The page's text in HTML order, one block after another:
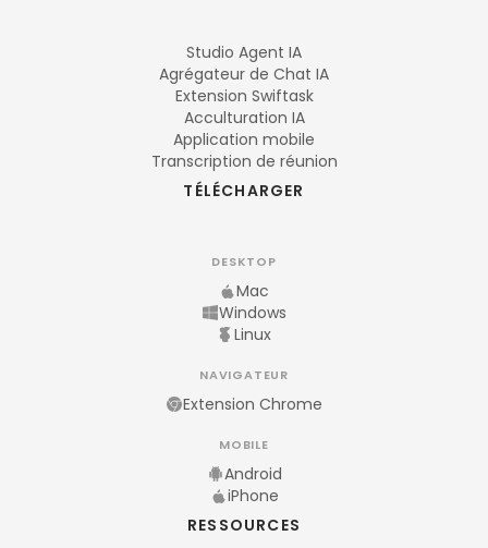
Studio Agent IA
Agrégateur de Chat IA
Extension Swiftask
Acculturation IA
Application mobile
Transcription de réunion
TÉLÉCHARGER
DESKTOP
Mac
Windows
Linux
NAVIGATEUR
Extension Chrome
MOBILE
Android
iPhone
RESSOURCES